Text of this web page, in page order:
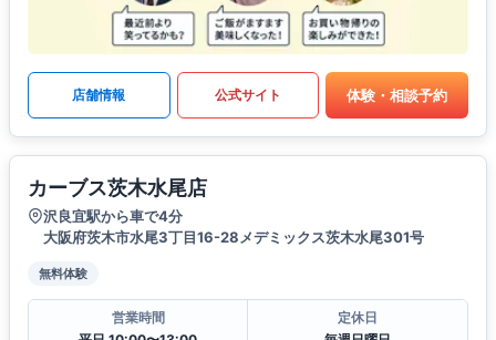
店舗情報 公式サイト 体験・相談予約
カーブス茨木水尾店
沢良宜駅から車で4分
大阪府茨木市水尾3丁目16-28メデミックス茨木水尾301号
無料体験
営業時間
定休日